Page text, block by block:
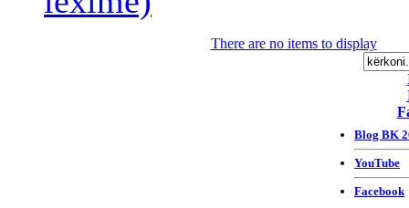
There are no items to display